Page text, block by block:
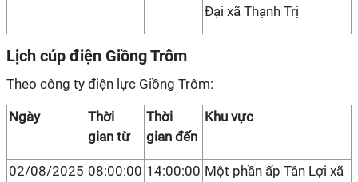
Đại xã Thạnh Trị
Lịch cúp điện Giồng Trôm
Theo công ty điện lực Giồng Trôm:
Ngày
Thời
gian từ
Thời
gian đến
Khu vực
02/08/2025 08:00:00 14:00:00 Một phần ấp Tân Lợi xã